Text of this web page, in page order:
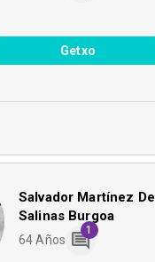
Getxo
Salvador Martínez De
Salinas Burgoa
64 Años
1